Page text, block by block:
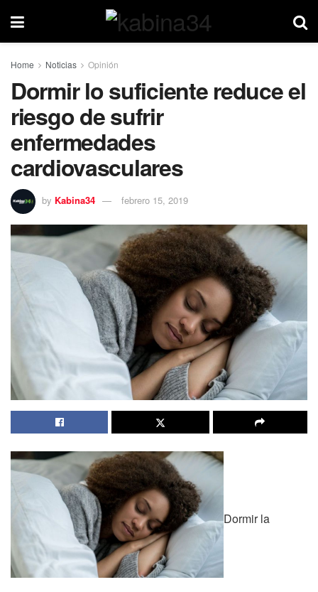
Home Noticias Opinión
Dormir lo suficiente reduce el
riesgo de sufrir
enfermedades
cardiovasculares
by Kabina34 febrero 15, 2019
Dormir la